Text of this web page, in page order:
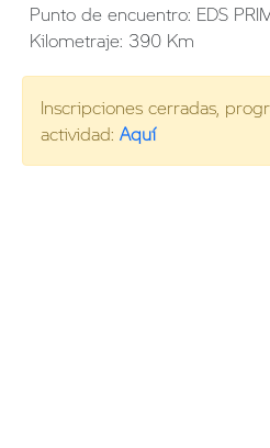
Punto de encuentro: EDS
Kilometraje: 390 Km
Inscripciones cerradas,
actividad: Aquí